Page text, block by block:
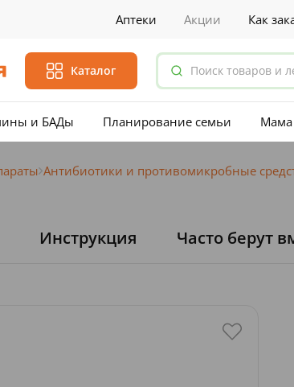
Аптеки Акции Как
Каталог
и БАДы Планирование семьи
Антибиотики и противомикробные
Инструкция Часто берут